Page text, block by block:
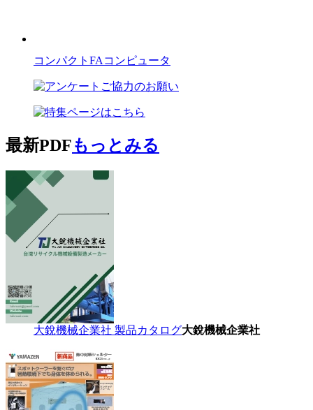
コンパクトFAコンピュータ
最新PDFもっとみる
大銳機械企業社 製品カタログ大銳機械企業社